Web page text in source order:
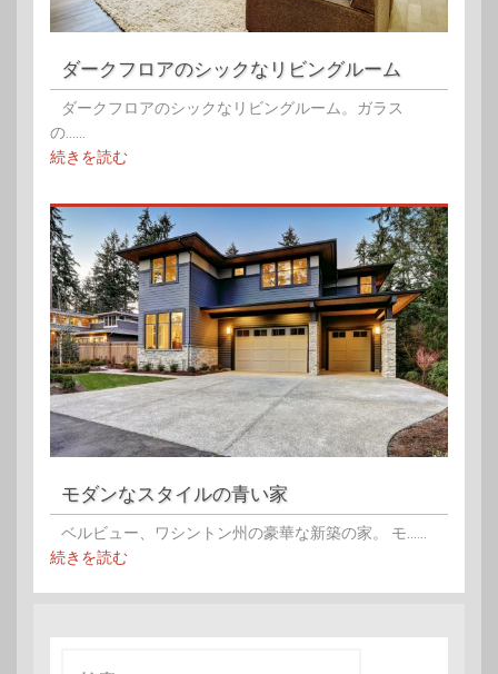
ダークフロアのシックなリビングルーム
ダークフロアのシックなリビングルーム。ガラス
の......
続きを読む
モダンなスタイルの青い家
ベルビュー、ワシントン州の豪華な新築の家。 モ......
続きを読む